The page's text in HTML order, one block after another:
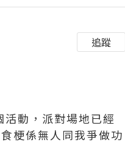
追蹤
動，派對場地已經
梗係無人同我爭做功